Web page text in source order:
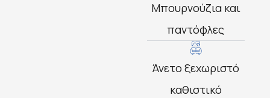
Μπουρνούζια και
παντόφλες
Άνετο ξεχωριστό
καθιστικό